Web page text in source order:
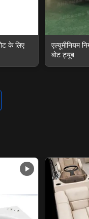
पोंटून
एल्यूमीनियम
0.735 मीटर